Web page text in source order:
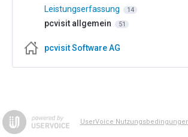
Leistungserfassung 14
pcvisit allgemein 51
pcvisit Software AG
UserVoice